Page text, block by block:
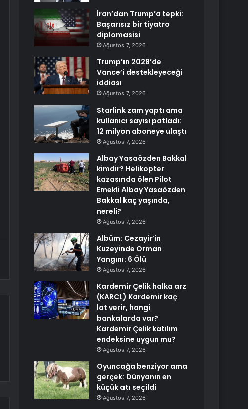
İran’dan Trump’a tepki:
Başarısız bir tiyatro
diplomasisi
Ağustos 7, 2026
Trump’ın 2028’de
Vance’i destekleyeceği
iddiası
Ağustos 7, 2026
Starlink zam yaptı ama
kullanıcı sayısı patladı:
12 milyon aboneye ulaştı
Ağustos 7, 2026
Albay Yasaözden Bakkal
kimdir? Helikopter
kazasında ölen Pilot
Emekli Albay Yasaözden
Bakkal kaç yaşında,
nereli?
Ağustos 7, 2026
Albüm: Cezayir’in
Kuzeyinde Orman
Yangını: 6 Ölü
Ağustos 7, 2026
Kardemir Çelik halka arz
(KARCL) Kardemir kaç
lot verir, hangi
bankalarda var?
Kardemir Çelik katılım
endeksine uygun mu?
Ağustos 7, 2026
Oyuncağa benziyor ama
gerçek: Dünyanın en
küçük atı seçildi
Ağustos 7, 2026